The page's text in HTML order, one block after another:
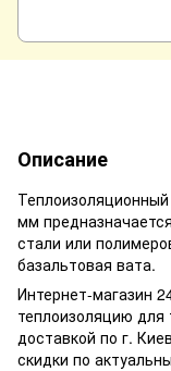
Описание
мм
стали или
базальтовая вата.
Интернет-магазин
теплоизоляцию для
доставкой по г.
скидки по